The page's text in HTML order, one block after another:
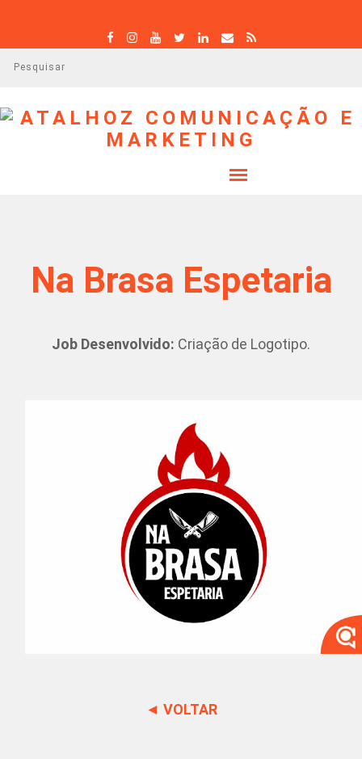
q
Na Brasa Espetaria
Job Desenvolvido: Criação de Logotipo.
◄ VOLTAR